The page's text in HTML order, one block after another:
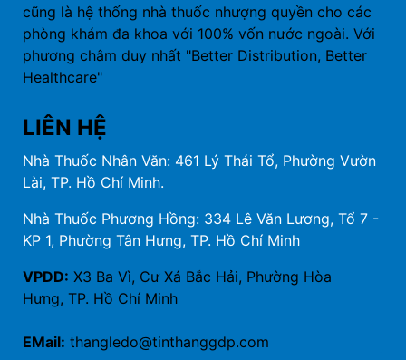
cũng là hệ thống nhà thuốc nhượng quyền cho các
phòng khám đa khoa với 100% vốn nước ngoài. Với
phương châm duy nhất "Better Distribution, Better
Healthcare"
LIÊN HỆ
Nhà Thuốc Nhân Văn: 461 Lý Thái Tổ, Phường Vườn
Lài, TP. Hồ Chí Minh.
Nhà Thuốc Phương Hồng: 334 Lê Văn Lương, Tổ 7 -
KP 1, Phường Tân Hưng, TP. Hồ Chí Minh
VPDD: X3 Ba Vì, Cư Xá Bắc Hải, Phường Hòa
Hưng, TP. Hồ Chí Minh
EMail: thangledo@tinthanggdp.com